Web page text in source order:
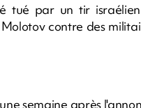
tué par un tir
contre des
semaine après